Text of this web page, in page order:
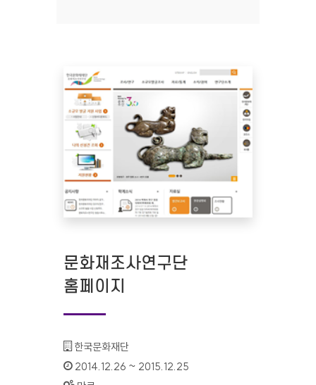
문화재조사연구단
홈페이지
기관명 :
한국문화재단
인증기간 :
2014.12.26 ~ 2015.12.25